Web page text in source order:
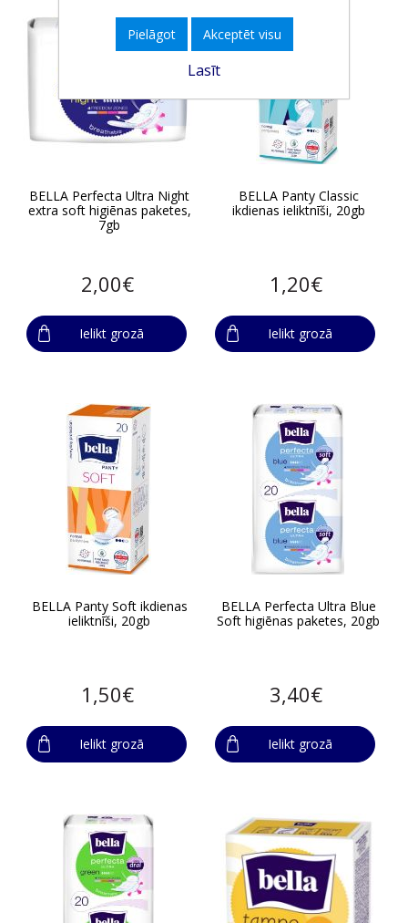
BELLA Perfecta Ultra Night
extra soft higiēnas paketes,
7gb
2,00€
Ielikt grozā
BELLA Panty Classic
ikdienas ieliktnīši, 20gb
1,20€
Ielikt grozā
BELLA Panty Soft ikdienas
ieliktnīši, 20gb
1,50€
Ielikt grozā
BELLA Perfecta Ultra Blue
Soft higiēnas paketes, 20gb
3,40€
Ielikt grozā
Pielāgot Akceptēt visu
Lasīt